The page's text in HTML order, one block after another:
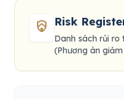
shield_with_house Risk
Danh sách rủi ro
(Phương án